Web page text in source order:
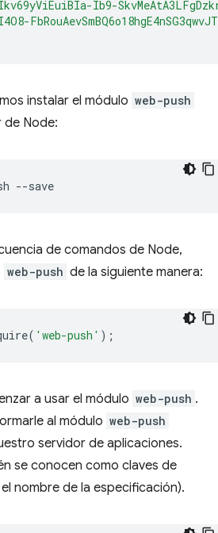
Ib9-
instalar el módulo web-push
Node:
de comandos de Node,
web-push de la siguiente manera:
( 'web-push' );
a usar el módulo web-push .
al módulo web-push
servidor de aplicaciones.
se conocen como claves de
nombre de la especificación).